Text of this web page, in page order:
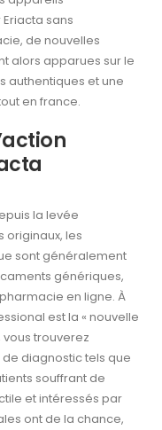
sans
de nouvelles
alors apparues sur le
authentiques et une
en france.
la levée
originaux, les
sont généralement
génériques,
en ligne. À
est la « nouvelle
trouverez
diagnostic tels que
souffrant de
et intéressés par
ont de la chance,